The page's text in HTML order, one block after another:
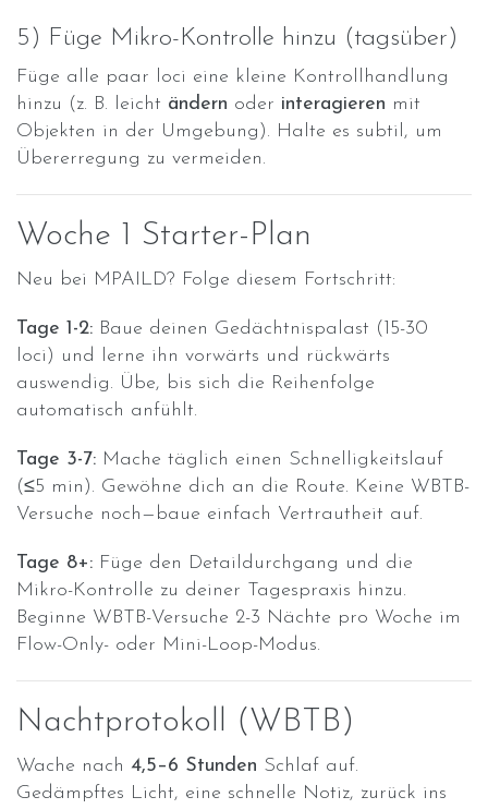
5) Füge Mikro-Kontrolle hinzu (tagsüber)
Füge alle paar loci eine kleine Kontrollhandlung
hinzu (z. B. leicht ändern oder interagieren mit
Objekten in der Umgebung). Halte es subtil, um
Übererregung zu vermeiden.
Woche 1 Starter-Plan
Neu bei MPAILD? Folge diesem Fortschritt:
Tage 1-2: Baue deinen Gedächtnispalast (15-30
loci) und lerne ihn vorwärts und rückwärts
auswendig. Übe, bis sich die Reihenfolge
automatisch anfühlt.
Tage 3-7: Mache täglich einen Schnelligkeitslauf
(≤5 min). Gewöhne dich an die Route. Keine WBTB-
Versuche noch—baue einfach Vertrautheit auf.
Tage 8+: Füge den Detaildurchgang und die
Mikro-Kontrolle zu deiner Tagespraxis hinzu.
Beginne WBTB-Versuche 2-3 Nächte pro Woche im
Flow-Only- oder Mini-Loop-Modus.
Nachtprotokoll (WBTB)
Wache nach 4,5–6 Stunden Schlaf auf.
Gedämpftes Licht, eine schnelle Notiz, zurück ins